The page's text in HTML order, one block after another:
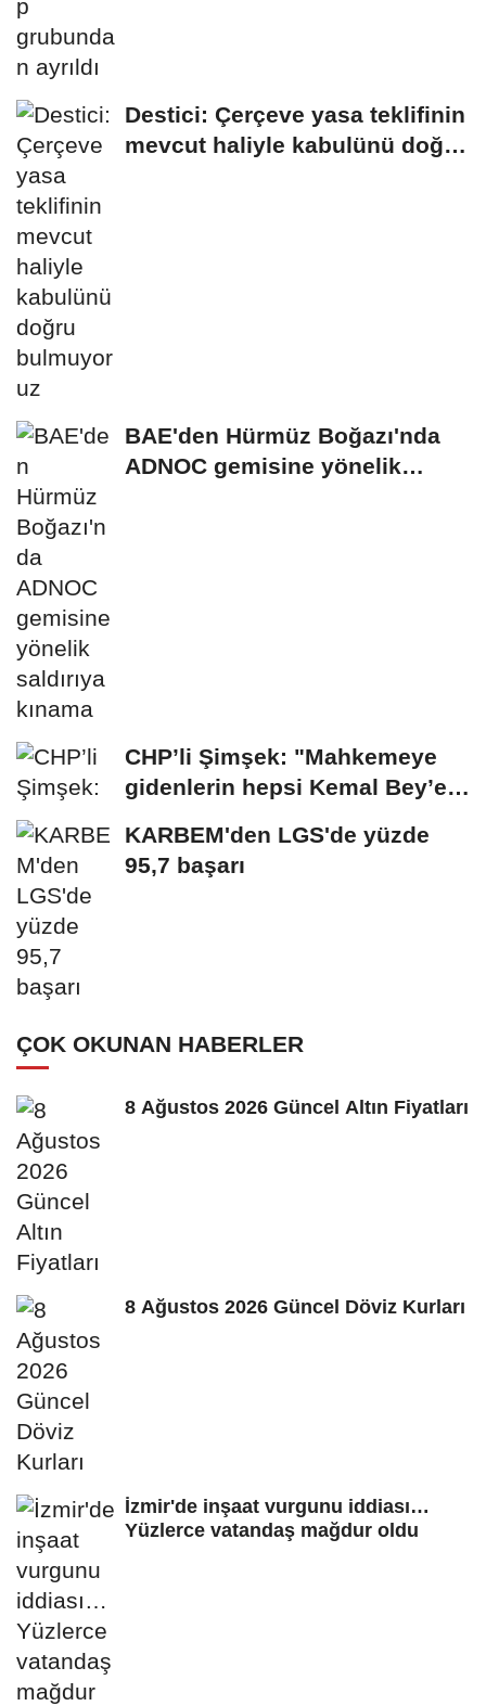
Destici: Çerçeve yasa teklifinin
mevcut haliyle kabulünü doğru
BAE'den Hürmüz Boğazı'nda
ADNOC gemisine yönelik
CHP’li Şimşek: "Mahkemeye
gidenlerin hepsi Kemal Bey’e
KARBEM'den LGS'de yüzde
95,7 başarı
ÇOK OKUNAN HABERLER
8 Ağustos 2026 Güncel Altın Fiyatları
8 Ağustos 2026 Güncel Döviz Kurları
İzmir'de inşaat vurgunu iddiası…
Yüzlerce vatandaş mağdur oldu